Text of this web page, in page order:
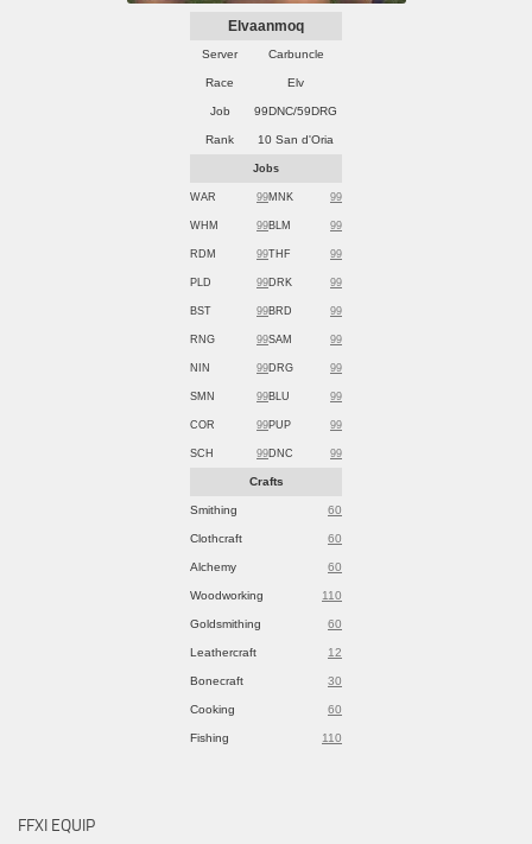
Elvaanmoq
Server Carbuncle
Race Elv
Job 99DNC/59DRG
Rank 10 San d'Oria
Jobs
WAR 99MNK 99
WHM 99BLM 99
RDM 99THF 99
PLD 99DRK 99
BST 99BRD 99
RNG 99SAM 99
NIN 99DRG 99
SMN 99BLU 99
COR 99PUP 99
SCH 99DNC 99
Crafts
Smithing 60
Clothcraft 60
Alchemy 60
Woodworking 110
Goldsmithing 60
Leathercraft 12
Bonecraft 30
Cooking 60
Fishing 110
FFXI EQUIP